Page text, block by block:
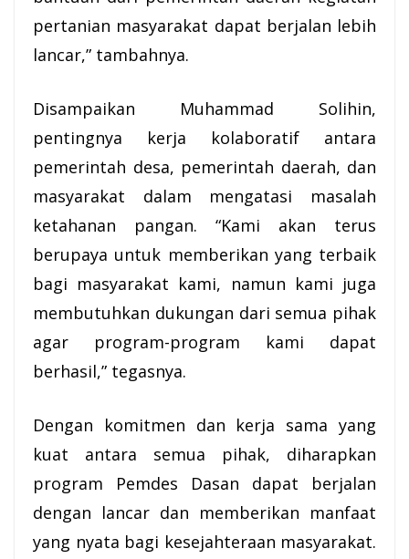
pertanian masyarakat dapat berjalan lebih
lancar,” tambahnya.
Disampaikan Muhammad Solihin,
pentingnya kerja kolaboratif antara
pemerintah desa, pemerintah daerah, dan
masyarakat dalam mengatasi masalah
ketahanan pangan. “Kami akan terus
berupaya untuk memberikan yang terbaik
bagi masyarakat kami, namun kami juga
membutuhkan dukungan dari semua pihak
agar program-program kami dapat
berhasil,” tegasnya.
Dengan komitmen dan kerja sama yang
kuat antara semua pihak, diharapkan
program Pemdes Dasan dapat berjalan
dengan lancar dan memberikan manfaat
yang nyata bagi kesejahteraan masyarakat.